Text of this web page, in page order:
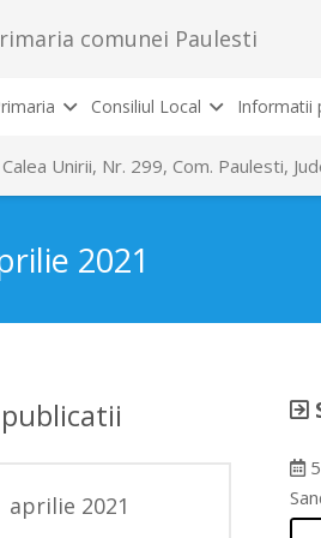
comunei Paulesti
Consiliul Local Informatii
Unirii, Nr. 299, Com. Paulesti,
2021
aprilie 2021